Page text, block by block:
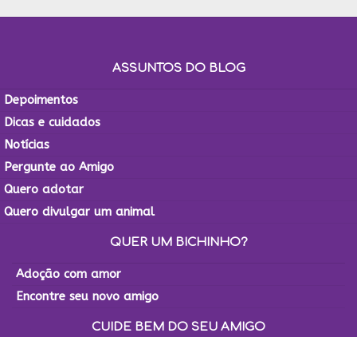
ASSUNTOS DO BLOG
Depoimentos
Dicas e cuidados
Notícias
Pergunte ao Amigo
Quero adotar
Quero divulgar um animal
QUER UM BICHINHO?
Adoção com amor
Encontre seu novo amigo
CUIDE BEM DO SEU AMIGO